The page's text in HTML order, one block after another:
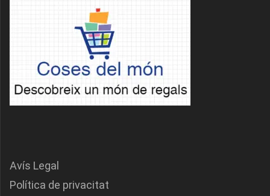
Avís Legal
Política de privacitat